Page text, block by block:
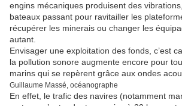
engins mécaniques produisent des
bateaux passant pour ravitailler les
récupérer les minerais ou changer les
autant.
Envisager une exploitation des fonds, c’est
la pollution sonore augmente encore pour
marins qui se repèrent grâce aux ondes
Guillaume Massé, océanographe
En effet, le trafic des navires (notamment